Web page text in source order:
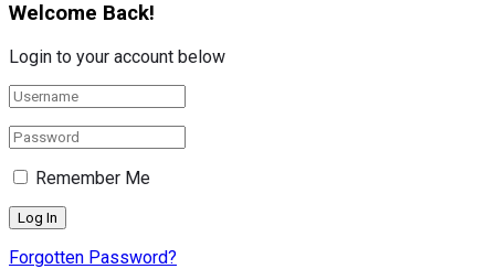
Welcome Back!
Login to your account below
Remember Me
Forgotten Password?